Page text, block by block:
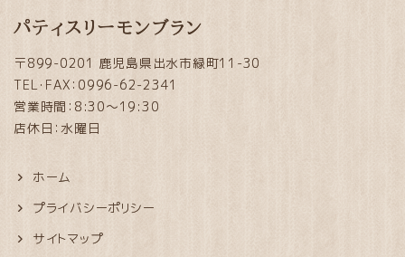
パティスリーモンブラン
〒899-0201 鹿児島県出水市緑町11-30
TEL・FAX：0996-62-2341
営業時間：8:30～19:30
店休日：水曜日
ホーム
プライバシーポリシー
サイトマップ